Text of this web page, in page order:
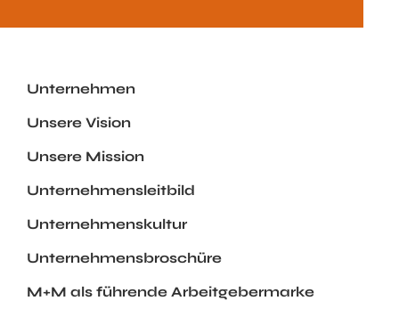
Unternehmen
Unsere Vision
Unsere Mission
Unternehmens­leitbild
Unternehmens­kultur
Unternehmens­broschüre
M+M als führende Arbeit­geber­marke